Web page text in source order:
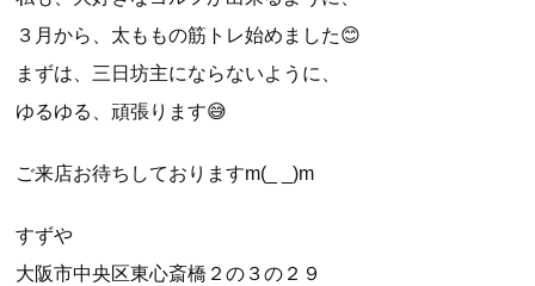
３月から、太ももの筋トレ始めました😊
まずは、三日坊主にならないように、
ゆるゆる、頑張ります😅
ご来店お待ちしておりますm(_ _)m
すずや
大阪市中央区東心斎橋２の３の２９